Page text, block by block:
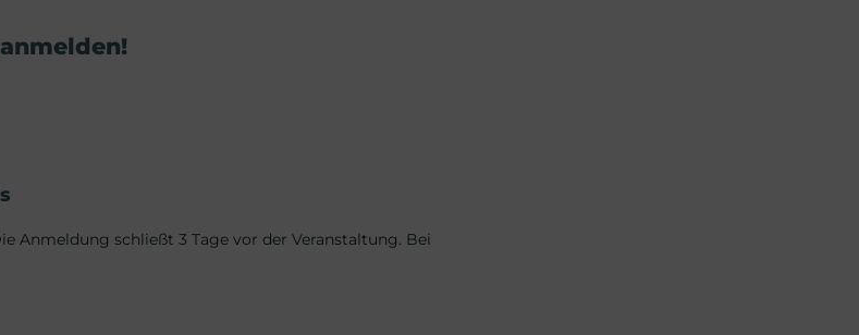
Anmeldung schließt 3 Tage vor der Veranstaltung. Bei